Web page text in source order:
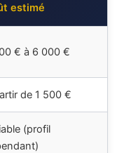
estimé
€ à 6 000 €
de 1 500 €
(profil